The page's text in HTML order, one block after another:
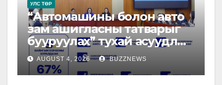
УЛС ТӨР
“Автомашины болон авто
зам ашигласны татварыг
бууруулах” тухай асуудлыг
намрын чуулганаар
хэлэлцэнэ
AUGUST 4, 2026 BUZZNEWS